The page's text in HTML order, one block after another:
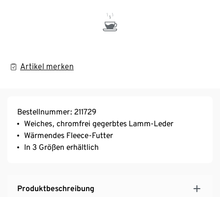
Artikel merken
Bestellnummer: 211729
Weiches, chromfrei gegerbtes Lamm-Leder
Wärmendes Fleece-Futter
In 3 Größen erhältlich
Produktbeschreibung